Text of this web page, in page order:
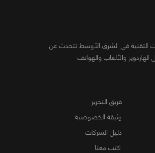
التقنية فى الشرق الأوسط تتحدث عن
والألعاب والهواتف
فريق التحرير
وثيقة الخصوصية
دليل الشركات
اكتب معنا